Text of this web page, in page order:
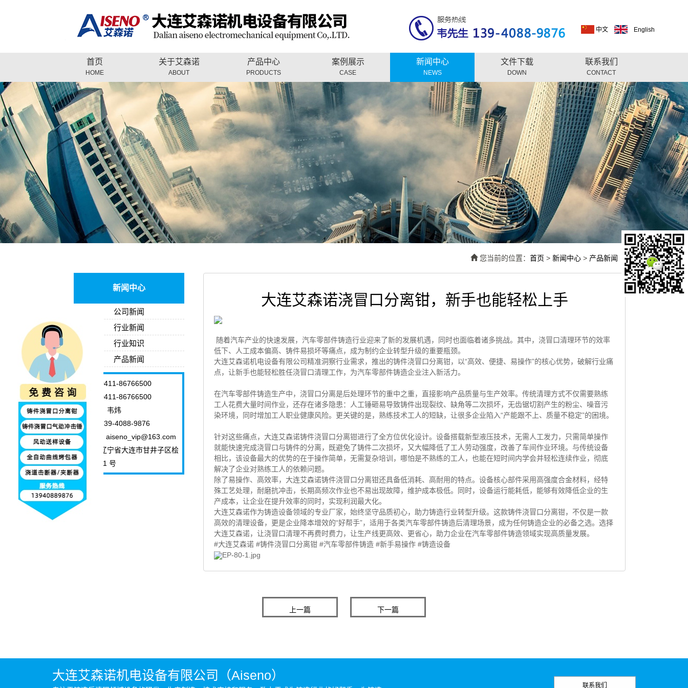
中文 English
首页
HOME
关于艾森诺
ABOUT
产品中心
PRODUCTS
案例展示
CASE
新闻中心
NEWS
文件下载
DOWN
联系我们
CONTACT
您当前的位置： 首页 > 新闻中心 > 产品新闻
新闻中心
公司新闻
行业新闻
行业知识
产品新闻
电话：0411-86766500
传真：0411-86766500
联系人：韦炜
电话：139-4088-9876
E-mail：aiseno_vip@163.com
地址：辽宁省大连市甘井子区桧
柏路 251 号
大连艾森诺浇冒口分离钳，新手也能轻松上手
随着汽车产业的快速发展，汽车零部件铸造行业迎来了新的发展机遇，同时也面临着诸多挑战。其中，浇冒口清理环节的效率
低下、人工成本偏高、铸件易损坏等痛点，成为制约企业转型升级的重要瓶颈。
大连艾森诺机电设备有限公司精准洞察行业需求，推出的铸件浇冒口分离钳，以“高效、便捷、易操作”的核心优势，破解行业痛
点，让新手也能轻松胜任浇冒口清理工作，为汽车零部件铸造企业注入新活力。
在汽车零部件铸造生产中，浇冒口分离是后处理环节的重中之重，直接影响产品质量与生产效率。传统清理方式不仅需要熟练
工人花费大量时间作业，还存在诸多隐患：人工锤砸易导致铸件出现裂纹、缺角等二次损坏，无齿锯切割产生的粉尘、噪音污
染环境，同时增加工人职业健康风险。更关键的是，熟练技术工人的短缺，让很多企业陷入“产能跟不上、质量不稳定”的困境。
针对这些痛点，大连艾森诺铸件浇冒口分离钳进行了全方位优化设计。设备搭载新型液压技术，无需人工发力，只需简单操作
就能快速完成浇冒口与铸件的分离，既避免了铸件二次损坏，又大幅降低了工人劳动强度，改善了车间作业环境。与传统设备
相比，该设备最大的优势的在于操作简单，无需复杂培训，哪怕是不熟练的工人，也能在短时间内学会并轻松连续作业，彻底
解决了企业对熟练工人的依赖问题。
除了易操作、高效率，大连艾森诺铸件浇冒口分离钳还具备低消耗、高耐用的特点。设备核心部件采用高强度合金材料，经特
殊工艺处理，耐磨抗冲击，长期高频次作业也不易出现故障，维护成本极低。同时，设备运行能耗低，能够有效降低企业的生
产成本，让企业在提升效率的同时，实现利润最大化。
大连艾森诺作为铸造设备领域的专业厂家，始终坚守品质初心，助力铸造行业转型升级。这款铸件浇冒口分离钳，不仅是一款
高效的清理设备，更是企业降本增效的“好帮手”，适用于各类汽车零部件铸造后清理场景，成为任何铸造企业的必备之选。选择
大连艾森诺，让浇冒口清理不再费时费力，让生产线更高效、更省心，助力企业在汽车零部件铸造领域实现高质量发展。
#大连艾森诺 #铸件浇冒口分离钳 #汽车零部件铸造 #新手易操作 #铸造设备
上一篇 下一篇
大连艾森诺机电设备有限公司（Aiseno）
联系我们